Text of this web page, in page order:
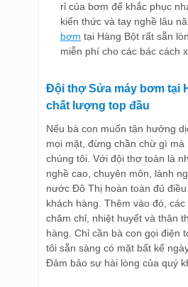
rỉ của bơm để khắc phục
kiến thức và tay nghề lâu
bơm tại Hàng Bột rất sẵn
miễn phí cho các bác cách
Đội thợ Sửa máy bơm tại
chất lượng top đầu
Nếu bà con muốn tận hưởng
mọi mặt, đừng chần chừ gì mà
chúng tôi. Với đội thợ toàn là
nghề cao, chuyên môn, lành
nước Đô Thị hoàn toàn đủ
khách hàng. Thêm vào đó,
chăm chỉ, nhiệt huyết và thân
hàng. Chỉ cần bà con gọi điện
tôi sẵn sàng có mặt bất kể
Đảm bảo sự hài lòng của quý